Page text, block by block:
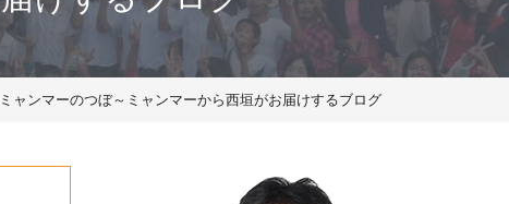
ミャンマーのつぼ～ミャンマーから西垣がお届けするブログ